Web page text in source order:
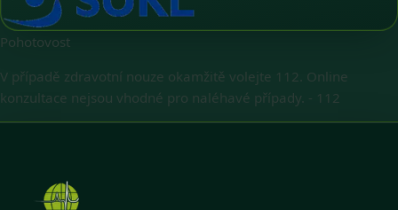
Pohotovost
V případě zdravotní nouze okamžitě volejte 112. Online
konzultace nejsou vhodné pro naléhavé případy. - 112